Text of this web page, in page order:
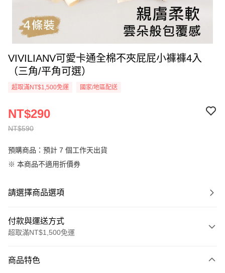
VIVILIANV可愛卡通全棉不夾屁屁小褲褲4入
（三角/平角可選）
超取滿NT$1,500免運 國家/地區配送
NT$590
NT$290
預購商品：預計 7 個工作天出貨
※ 本商品不適用折價券
請選擇商品選項
付款與運送方式
超取滿NT$1,500免運
信用卡一次付款
商品特色